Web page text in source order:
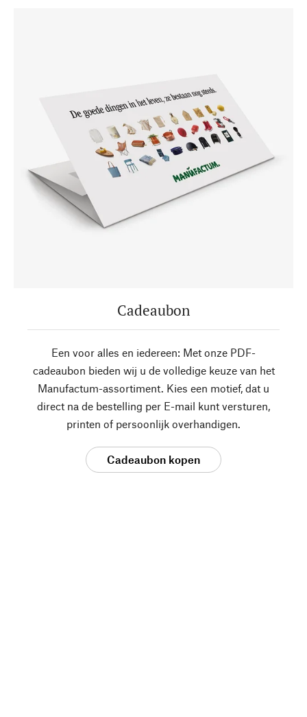
Cadeaubon
Een voor alles en iedereen: Met onze PDF-
cadeaubon bieden wij u de volledige keuze van het
Manufactum-assortiment. Kies een motief, dat u
direct na de bestelling per E-mail kunt versturen,
printen of persoonlijk overhandigen.
Cadeaubon kopen